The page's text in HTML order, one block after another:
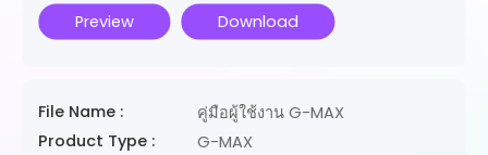
Preview
Download
File Name :
คู่มือผู้ใช้งาน G-MAX
Product Type :
G-MAX